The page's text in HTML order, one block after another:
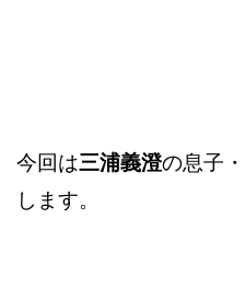
今回は三浦義澄の息子・
します。